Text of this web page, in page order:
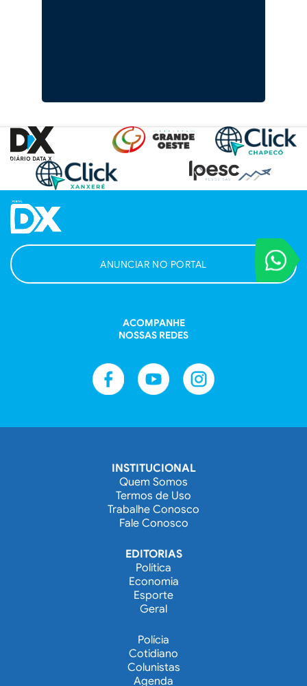
VOCÊ
Entre em
ANUNCIAR NO PORTAL
ACOMPANHE
NOSSAS REDES
INSTITUCIONAL
Quem Somos
Termos de Uso
Trabalhe Conosco
Fale Conosco
EDITORIAS
Política
Economia
Esporte
Geral
Polícia
Cotidiano
Colunistas
Agenda